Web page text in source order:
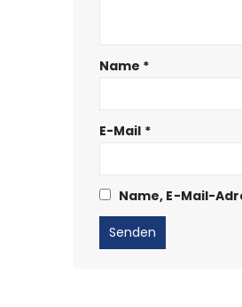
Name *
E-Mail *
Name, E-Mail-